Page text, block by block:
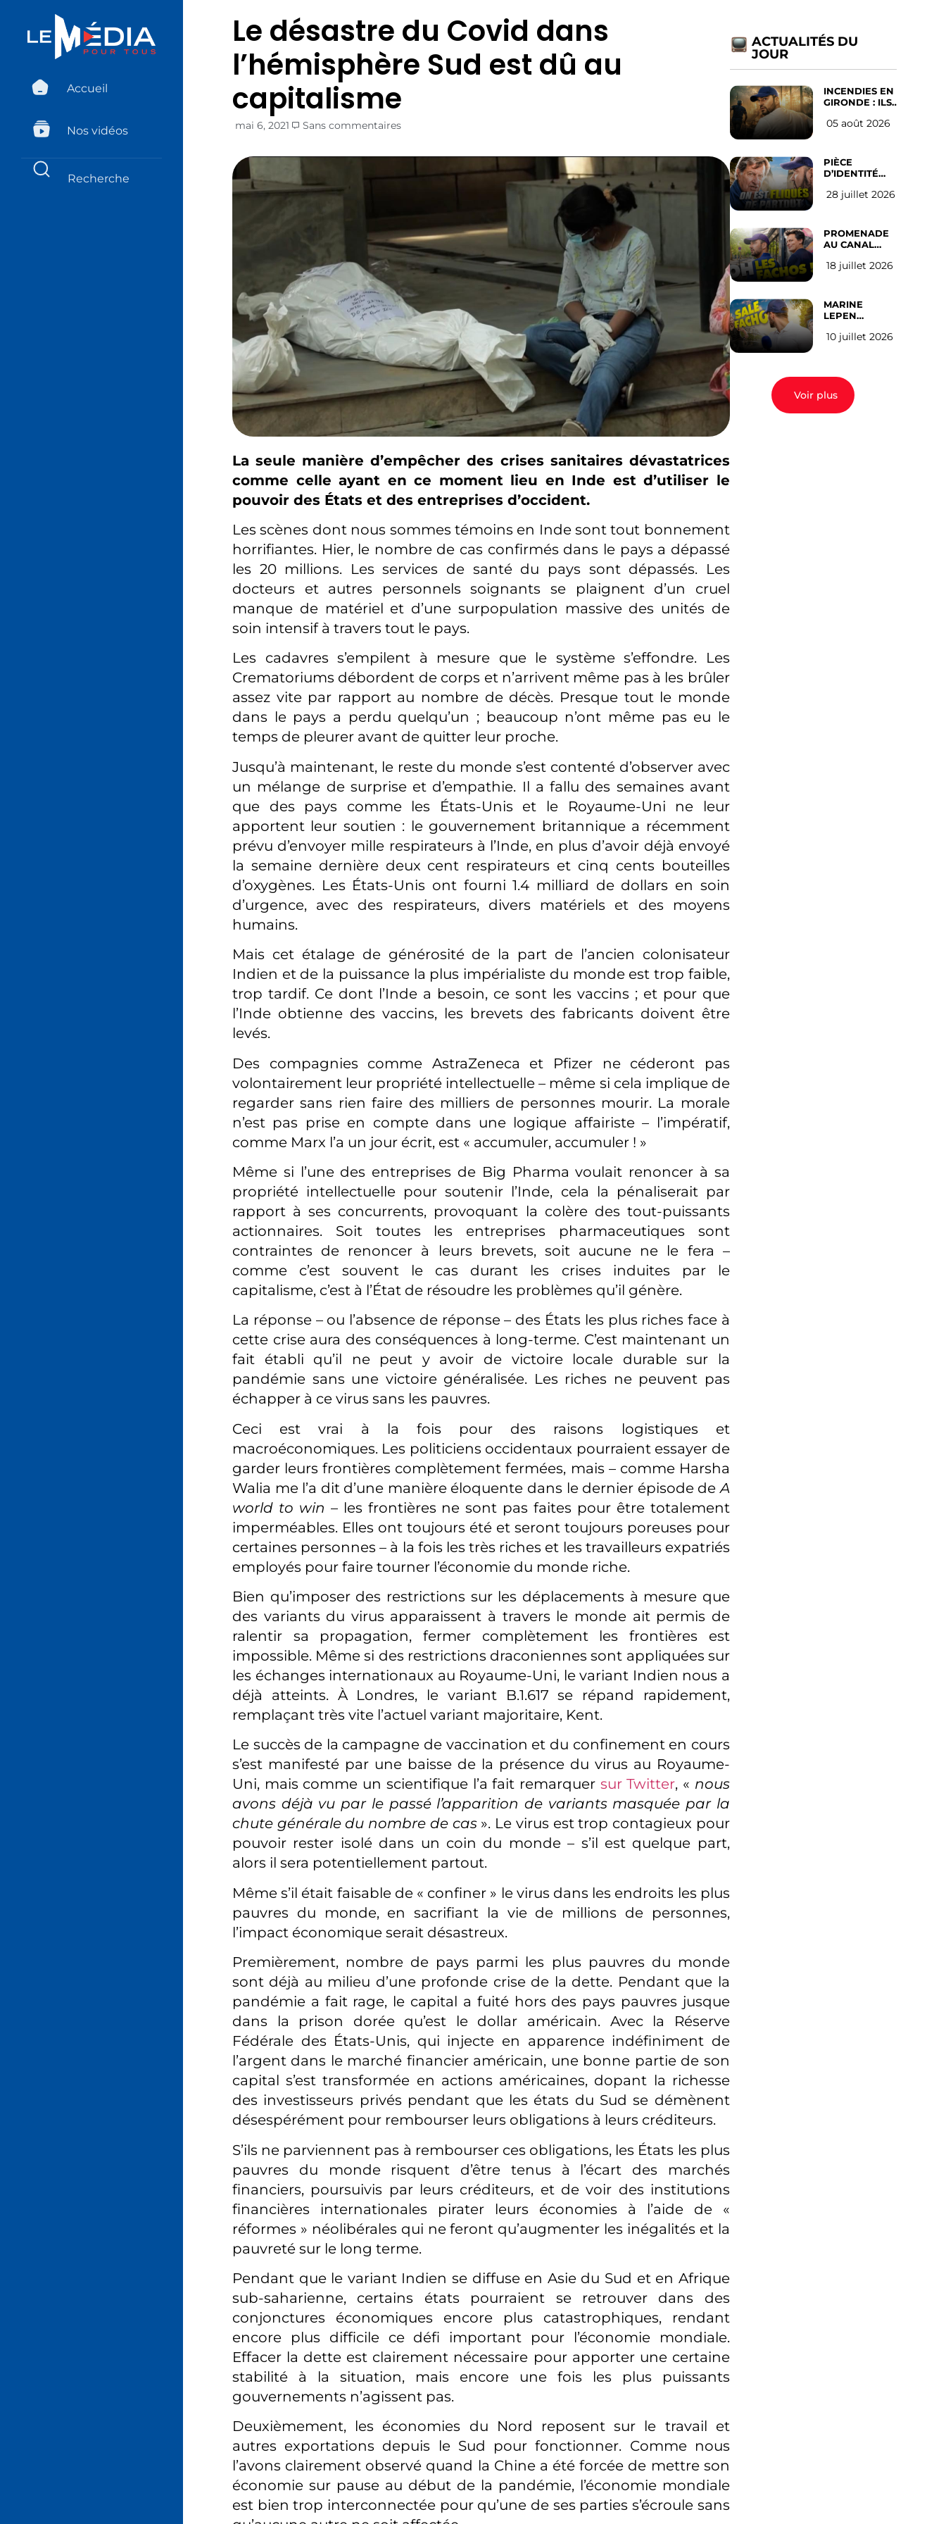
Accueil
Nos vidéos
Le désastre du Covid dans
l’hémisphère Sud est dû au
capitalisme
mai 6, 2021 Sans commentaires
La seule manière d’empêcher des crises sanitaires dévastatrices
comme celle ayant en ce moment lieu en Inde est d’utiliser le
pouvoir des États et des entreprises d’occident.
Les scènes dont nous sommes témoins en Inde sont tout bonnement
horrifiantes. Hier, le nombre de cas confirmés dans le pays a dépassé
les 20 millions. Les services de santé du pays sont dépassés. Les
docteurs et autres personnels soignants se plaignent d’un cruel
manque de matériel et d’une surpopulation massive des unités de
soin intensif à travers tout le pays.
Les cadavres s’empilent à mesure que le système s’effondre. Les
Crematoriums débordent de corps et n’arrivent même pas à les brûler
assez vite par rapport au nombre de décès. Presque tout le monde
dans le pays a perdu quelqu’un ; beaucoup n’ont même pas eu le
temps de pleurer avant de quitter leur proche.
Jusqu’à maintenant, le reste du monde s’est contenté d’observer avec
un mélange de surprise et d’empathie. Il a fallu des semaines avant
que des pays comme les États-Unis et le Royaume-Uni ne leur
apportent leur soutien : le gouvernement britannique a récemment
prévu d’envoyer mille respirateurs à l’Inde, en plus d’avoir déjà envoyé
la semaine dernière deux cent respirateurs et cinq cents bouteilles
d’oxygènes. Les États-Unis ont fourni 1.4 milliard de dollars en soin
d’urgence, avec des respirateurs, divers matériels et des moyens
humains.
Mais cet étalage de générosité de la part de l’ancien colonisateur
Indien et de la puissance la plus impérialiste du monde est trop faible,
trop tardif. Ce dont l’Inde a besoin, ce sont les vaccins ; et pour que
l’Inde obtienne des vaccins, les brevets des fabricants doivent être
levés.
Des compagnies comme AstraZeneca et Pfizer ne céderont pas
volontairement leur propriété intellectuelle – même si cela implique de
regarder sans rien faire des milliers de personnes mourir. La morale
n’est pas prise en compte dans une logique affairiste – l’impératif,
comme Marx l’a un jour écrit, est « accumuler, accumuler ! »
Même si l’une des entreprises de Big Pharma voulait renoncer à sa
propriété intellectuelle pour soutenir l’Inde, cela la pénaliserait par
rapport à ses concurrents, provoquant la colère des tout-puissants
actionnaires. Soit toutes les entreprises pharmaceutiques sont
contraintes de renoncer à leurs brevets, soit aucune ne le fera –
comme c’est souvent le cas durant les crises induites par le
capitalisme, c’est à l’État de résoudre les problèmes qu’il génère.
La réponse – ou l’absence de réponse – des États les plus riches face à
cette crise aura des conséquences à long-terme. C’est maintenant un
fait établi qu’il ne peut y avoir de victoire locale durable sur la
pandémie sans une victoire généralisée. Les riches ne peuvent pas
échapper à ce virus sans les pauvres.
Ceci est vrai à la fois pour des raisons logistiques et
macroéconomiques. Les politiciens occidentaux pourraient essayer de
garder leurs frontières complètement fermées, mais – comme Harsha
Walia me l’a dit d’une manière éloquente dans le dernier épisode de A
world to win – les frontières ne sont pas faites pour être totalement
imperméables. Elles ont toujours été et seront toujours poreuses pour
certaines personnes – à la fois les très riches et les travailleurs expatriés
employés pour faire tourner l’économie du monde riche.
Bien qu’imposer des restrictions sur les déplacements à mesure que
des variants du virus apparaissent à travers le monde ait permis de
ralentir sa propagation, fermer complètement les frontières est
impossible. Même si des restrictions draconiennes sont appliquées sur
les échanges internationaux au Royaume-Uni, le variant Indien nous a
déjà atteints. À Londres, le variant B.1.617 se répand rapidement,
remplaçant très vite l’actuel variant majoritaire, Kent.
Le succès de la campagne de vaccination et du confinement en cours
s’est manifesté par une baisse de la présence du virus au Royaume-
Uni, mais comme un scientifique l’a fait remarquer sur Twitter, « nous
avons déjà vu par le passé l’apparition de variants masquée par la
chute générale du nombre de cas». Le virus est trop contagieux pour
pouvoir rester isolé dans un coin du monde – s’il est quelque part,
alors il sera potentiellement partout.
Même s’il était faisable de « confiner » le virus dans les endroits les plus
pauvres du monde, en sacrifiant la vie de millions de personnes,
l’impact économique serait désastreux.
Premièrement, nombre de pays parmi les plus pauvres du monde
sont déjà au milieu d’une profonde crise de la dette. Pendant que la
pandémie a fait rage, le capital a fuité hors des pays pauvres jusque
dans la prison dorée qu’est le dollar américain. Avec la Réserve
Fédérale des États-Unis, qui injecte en apparence indéfiniment de
l’argent dans le marché financier américain, une bonne partie de son
capital s’est transformée en actions américaines, dopant la richesse
des investisseurs privés pendant que les états du Sud se démènent
désespérément pour rembourser leurs obligations à leurs créditeurs.
S’ils ne parviennent pas à rembourser ces obligations, les États les plus
pauvres du monde risquent d’être tenus à l’écart des marchés
financiers, poursuivis par leurs créditeurs, et de voir des institutions
financières internationales pirater leurs économies à l’aide de «
réformes » néolibérales qui ne feront qu’augmenter les inégalités et la
pauvreté sur le long terme.
Pendant que le variant Indien se diffuse en Asie du Sud et en Afrique
sub-saharienne, certains états pourraient se retrouver dans des
conjonctures économiques encore plus catastrophiques, rendant
encore plus difficile ce défi important pour l’économie mondiale.
Effacer la dette est clairement nécessaire pour apporter une certaine
stabilité à la situation, mais encore une fois les plus puissants
gouvernements n’agissent pas.
Deuxièmement, les économies du Nord reposent sur le travail et
autres exportations depuis le Sud pour fonctionner. Comme nous
l’avons clairement observé quand la Chine a été forcée de mettre son
économie sur pause au début de la pandémie, l’économie mondiale
est bien trop interconnectée pour qu’une de ses parties s’écroule sans
ACTUALITÉS DU
JOUR
INCENDIES EN
GIRONDE : ILS
D’ABANDONNER
05 août 2026
PIÈCE
D’IDENTITÉ
SUR LES
l’avis des
Français
28 juillet 2026
PROMENADE
AU CANAL
(les gauchistes
18 juillet 2026
MARINE
LEPEN
EN 2027 : l’avis
10 juillet 2026
Voir plus